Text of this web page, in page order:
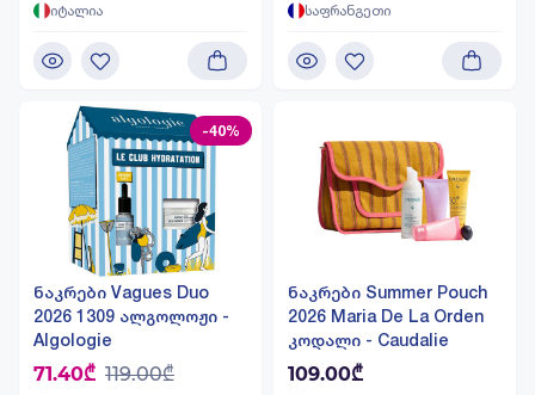
იტალია საფრანგეთი
ნაკრები Vagues Duo
2026 1309 ალგოლოჟი -
Algologie
71.40₾ 119.00₾
-40%
ნაკრები Summer Pouch
2026 Maria De La Orden
კოდალი - Caudalie
109.00₾